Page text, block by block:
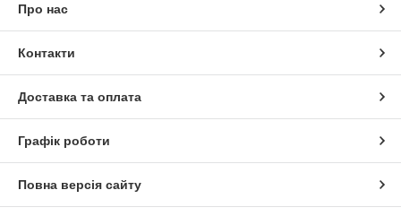
Про нас
Контакти
Доставка та оплата
Графік роботи
Повна версія сайту